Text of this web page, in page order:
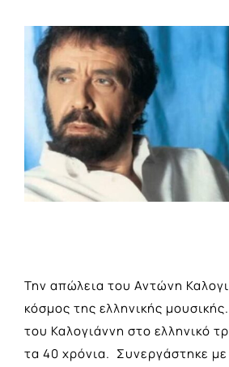
View
Larger
Image
Την απώλεια του Αντώνη
κόσμος της ελληνικής
του Καλογιάννη στο ελληνικό
τα 40 χρόνια. Συνεργάστηκε